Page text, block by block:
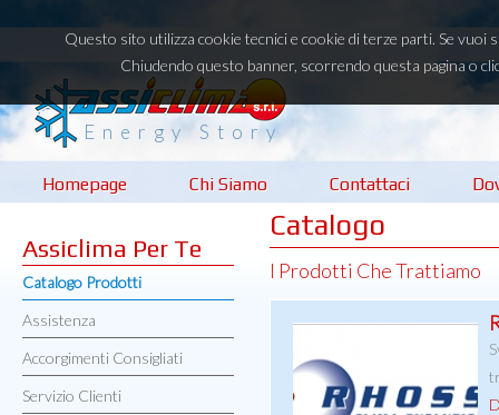
Questo sito utilizza cookie tecnici e cookie di terze parti. Se vuoi
Chiudendo questo banner, scorrendo questa pagina o
Energy Story
Homepage Chi Siamo Contattaci
Catalogo
I Prodotti Che Trattiamo
Assiclima Per Te
Catalogo Prodotti
Assistenza
Accorgimenti Consigliati
Servizio Clienti